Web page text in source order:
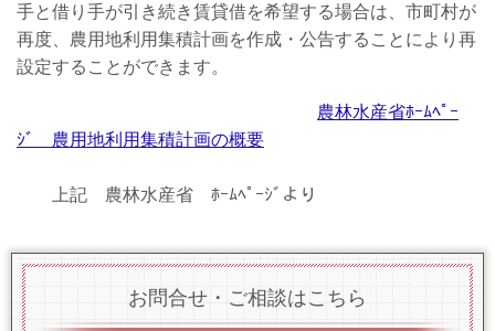
手と借り手が引き続き賃貸借を希望する場合は、市町村が
再度、農用地利用集積計画を作成・公告することにより再
設定することができます。
農林水産省ﾎｰﾑﾍﾟｰ
ｼﾞ 農用地利用集積計画の概要
上記 農林水産省 ﾎｰﾑﾍﾟｰｼﾞより
お問合せ・ご相談はこちら